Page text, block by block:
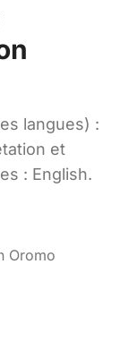
langues) :
et
: English.
Oromo